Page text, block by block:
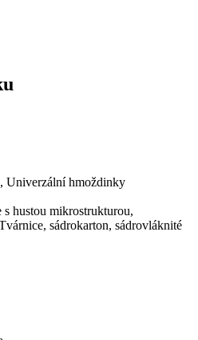
Univerzální hmoždinky
hustou mikrostrukturou,
sádrokarton, sádrovláknité